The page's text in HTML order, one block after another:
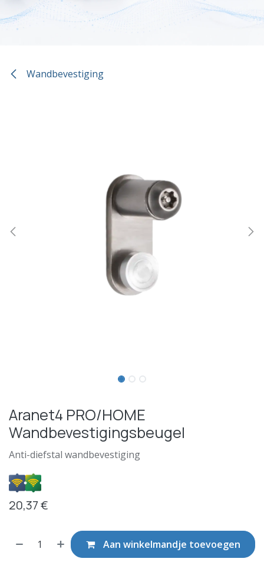
Wandbevestiging
Aranet4 PRO/HOME
Wandbevestigingsbeugel
Anti-diefstal wandbevestiging
20,37€
Aan winkelmandje toevoegen